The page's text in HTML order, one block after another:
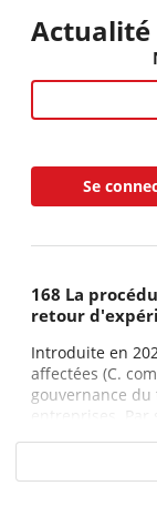
Se
168 La
retour
Introduite en
affectées (C.
gouvernance
entreprises. Par